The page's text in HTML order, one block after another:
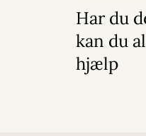
2026
Har du
kan du
hjælp